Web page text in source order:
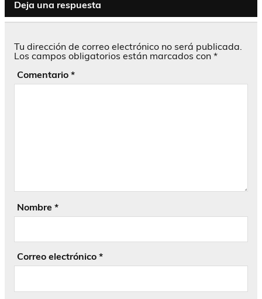
Deja una respuesta
Tu dirección de correo electrónico no será publicada.
Los campos obligatorios están marcados con *
Comentario *
Nombre *
Correo electrónico *